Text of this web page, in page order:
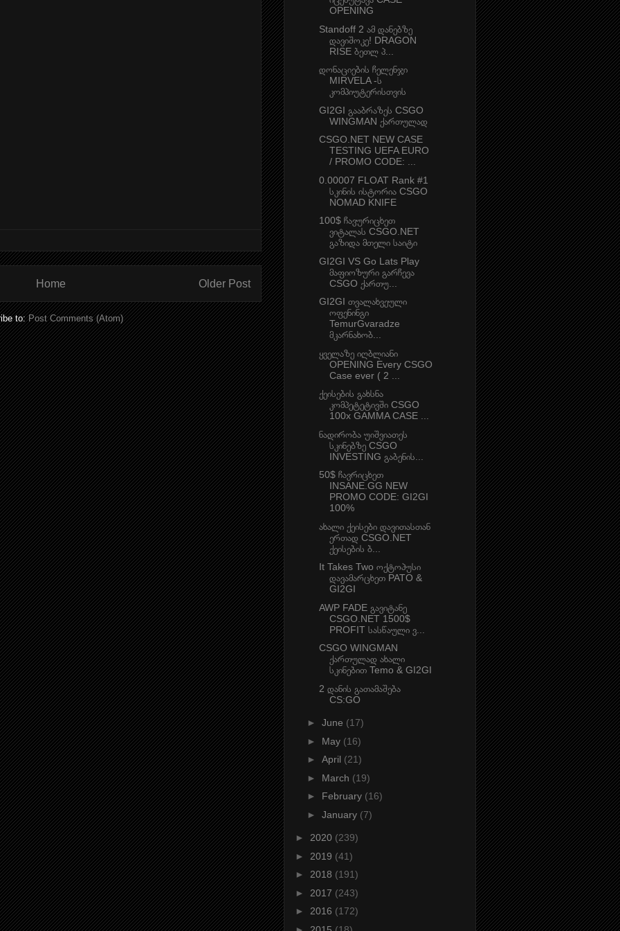
Older Post
Home
to:Post Comments (Atom)
OPENING
Standoff 2 ამ დანებზე
დავიშოკე! DRAGON
RISE ბეთლ პ...
დონაციების ჩელენჯი
MIRVELA -ს
კომპიუტერისთვის
GI2GI გააბრაზეს CSGO
WINGMAN ქართულად
CSGO.NET NEW CASE
TESTING UEFA EURO
/ PROMO CODE: ...
0.00007 FLOAT Rank #1
სკინის ისტორია CSGO
NOMAD KNIFE
100$ ჩავურიცხეთ
ვიტალას CSGO.NET
გაზიდა მთელი საიტი
GI2GI VS Go Lats Play
მაფიოზური გარჩევა
CSGO ქართუ...
GI2GI თვალახვეული
ოფენინგი
TemurGvaradze
მკარნახობ...
ყველაზე იღბლიანი
OPENING Every CSGO
Case ever ( 2 ...
ქეისების გახსნა
კომპეტეტივში CSGO
100x GAMMA CASE ...
ნადირობა უიშვიათეს
სკინებზე CSGO
INVESTING გაბენის...
50$ ჩავრიცხეთ
INSANE.GG NEW
PROMO CODE: GI2GI
100%
ახალი ქეისები დავითასთან
ერთად CSGO.NET
ქეისების ბ...
It Takes Two ოქტოპუსი
დავამარცხეთ PATO &
GI2GI
AWP FADE გავიტანე
CSGO.NET 1500$
PROFIT სასწაული ვ...
CSGO WINGMAN
ქართულად ახალი
სკინებით Temo & GI2GI
2 დანის გათამაშება
CS:GO
► June (17)
► May (16)
► April (21)
► March (19)
► February (16)
► January (7)
► 2020 (239)
► 2019 (41)
► 2018 (191)
► 2017 (243)
► 2016 (172)